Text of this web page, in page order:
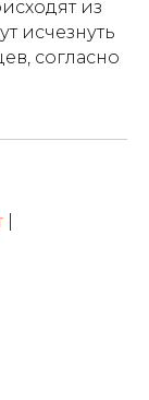
из
исчезнуть
согласно